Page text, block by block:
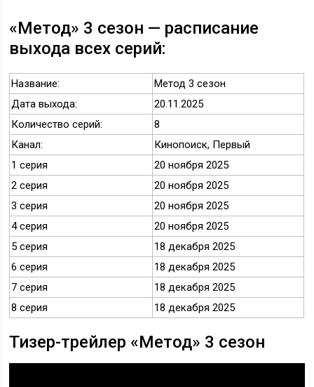
«Метод» 3 сезон — расписание
выхода всех серий:
Название:
Метод 3 сезон
Дата выхода:
20.11.2025
Количество серий:
8
Канал:
Кинопоиск, Первый
1 серия
20 ноября 2025
2 серия
20 ноября 2025
3 серия
20 ноября 2025
4 серия
20 ноября 2025
5 серия
18 декабря 2025
6 серия
18 декабря 2025
7 серия
18 декабря 2025
8 серия
18 декабря 2025
Тизер-трейлер «Метод» 3 сезон